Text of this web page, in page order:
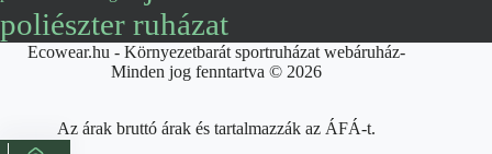
poliészter ruházat
Ecowear.hu - Környezetbarát sportruházat webáruház-
Minden jog fenntartva © 2026
Az árak bruttó árak és tartalmazzák az ÁFÁ-t.